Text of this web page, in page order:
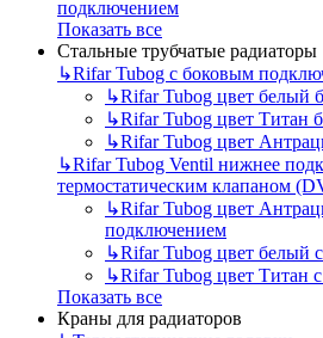
подключением
Показать все
Стальные трубчатые радиаторы
↳Rifar Tubog с боковым
↳Rifar Tubog цвет белый
↳Rifar Tubog цвет Титан
↳Rifar Tubog цвет
↳Rifar Tubog Ventil нижнее
термостатическим клапаном
↳Rifar Tubog цвет
подключением
↳Rifar Tubog цвет
↳Rifar Tubog цвет Титан
Показать все
Краны для радиаторов